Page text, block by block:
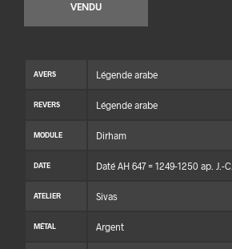
VENDU
AVERS Légende arabe
REVERS Légende arabe
MODULE Dirham
DATE Daté AH 647 = 1249-1250 ap. J.-C.
ATELIER Sivas
MÉTAL Argent